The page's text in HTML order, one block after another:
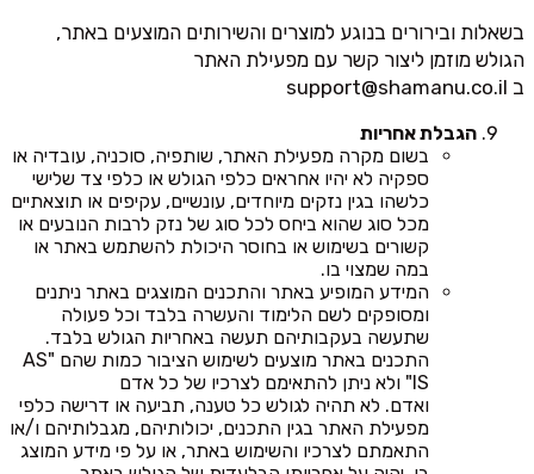
בשאלות ובירורים בנוגע למוצרים והשירותים המוצעים באתר,
הגולש מוזמן ליצור קשר עם מפעילת האתר
ב support@shamanu.co.il
הגבלת אחריות
בשום מקרה מפעילת האתר, שותפיה, סוכניה, עובדיה או
ספקיה לא יהיו אחראים כלפי הגולש או כלפי צד שלישי
כלשהו בגין נזקים מיוחדים, עונשיים, עקיפים או תוצאתיים
מכל סוג שהוא ביחס לכל סוג של נזק לרבות הנובעים או
קשורים בשימוש או בחוסר היכולת להשתמש באתר או
במה שמצוי בו.
המידע המופיע באתר והתכנים המוצגים באתר ניתנים
ומסופקים לשם הלימוד והעשרה בלבד וכל פעולה
שתעשה בעקבותיהם תעשה באחריות הגולש בלבד.
התכנים באתר מוצעים לשימוש הציבור כמות שהם "AS
IS" ולא ניתן להתאימם לצרכיו של כל אדם
ואדם. לא תהיה לגולש כל טענה, תביעה או דרישה כלפי
מפעילת האתר בגין התכנים, יכולותיהם, מגבלותיהם ו/או
התאמתם לצרכיו והשימוש באתר, או על פי מידע המוצג